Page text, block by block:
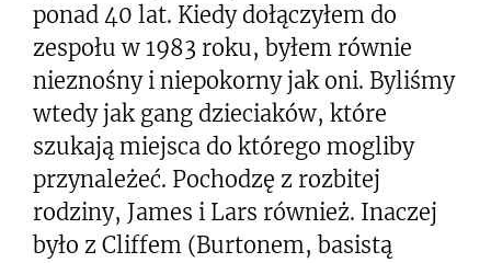
ponad 40 lat. Kiedy dołączyłem do
zespołu w 1983 roku, byłem równie
nieznośny i niepokorny jak oni. Byliśmy
wtedy jak gang dzieciaków, które
szukają miejsca do którego mogliby
przynależeć. Pochodzę z rozbitej
rodziny, James i Lars również. Inaczej
było z Cliffem (Burtonem, basistą